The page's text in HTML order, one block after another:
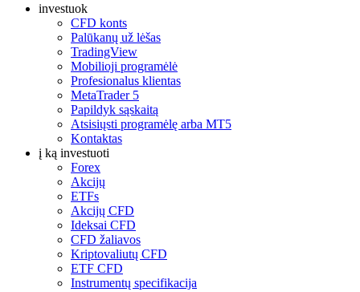
investuok
CFD konts
Palūkanų už lėšas
TradingView
Mobilioji programėlė
Profesionalus klientas
MetaTrader 5
Papildyk sąskaitą
Atsisiųsti programėlę arba MT5
Kontaktas
į ką investuoti
Forex
Akcijų
ETFs
Akcijų CFD
Ideksai CFD
CFD žaliavos
Kriptovaliutų CFD
ETF CFD
Instrumentų specifikacija